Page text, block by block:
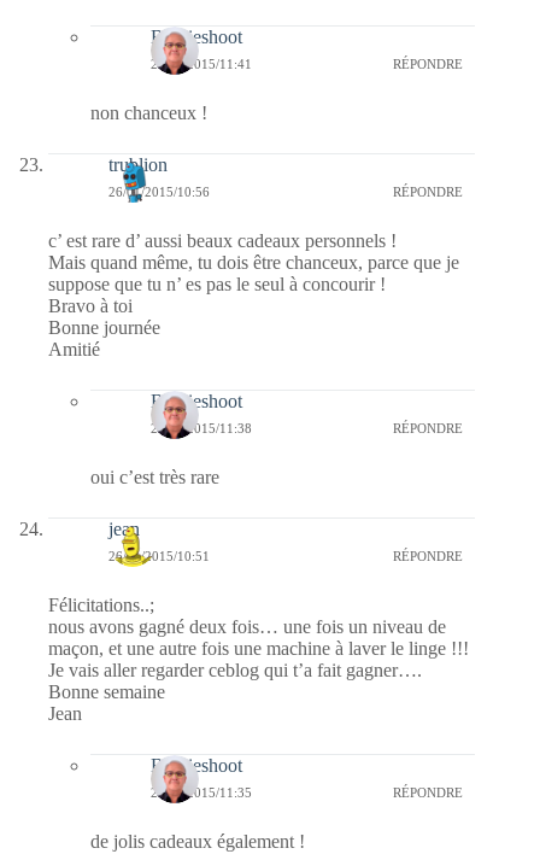
Bernieshoot
27/01/2015/11:41 RÉPONDRE
non chanceux !
trublion
26/01/2015/10:56 RÉPONDRE
c’ est rare d’ aussi beaux cadeaux personnels !
Mais quand même, tu dois être chanceux, parce que je
suppose que tu n’ es pas le seul à concourir !
Bravo à toi
Bonne journée
Amitié
Bernieshoot
27/01/2015/11:38 RÉPONDRE
oui c’est très rare
jean
26/01/2015/10:51 RÉPONDRE
Félicitations..;
nous avons gagné deux fois… une fois un niveau de
maçon, et une autre fois une machine à laver le linge !!!
Je vais aller regarder ceblog qui t’a fait gagner….
Bonne semaine
Jean
Bernieshoot
27/01/2015/11:35 RÉPONDRE
de jolis cadeaux également !